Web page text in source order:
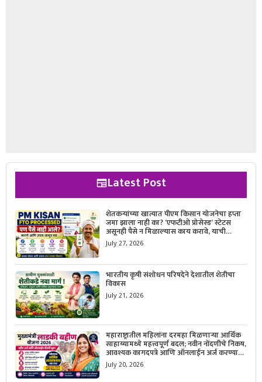
Latest Post
शेतकऱ्यांच्या खात्यात पीएम किसान योजनेचा हप्ता
जमा झाला नाही का? ‘एफटीओ प्रोसेस्ड’ स्टेटस
असूनही पैसे न मिळाल्यास काय करावे, याची
सविस्तर माहिती जाणून घ्या.
July 27, 2026
भारतीय कृषी संशोधन परिषदेने देशातील शेतीचा
विकास
July 21, 2026
महाराष्ट्रातील महिलांना दरमहा मिळणाऱ्या आर्थिक
साहाय्यामध्ये महत्त्वपूर्ण बदल; नवीन नोंदणीचे निकष,
आवश्यक कागदपत्रे आणि ऑनलाईन अर्ज करण्याची
सोपी प्रक्रिया जाणून घ्या.
July 20, 2026